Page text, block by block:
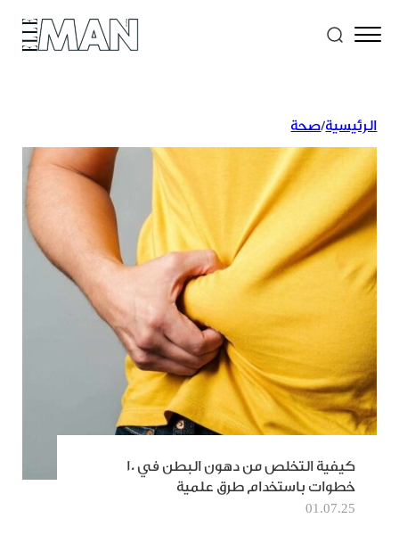
الرئيسية/صحة
كيفية التخلص من دهون البطن في 10
خطوات باستخدام طرق علمية
01.07.25